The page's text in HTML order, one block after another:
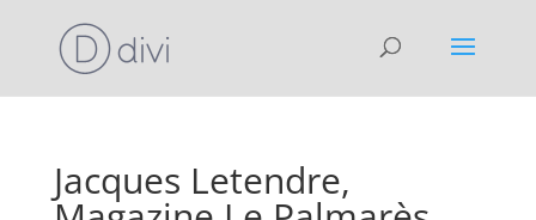
Jacques Letendre,